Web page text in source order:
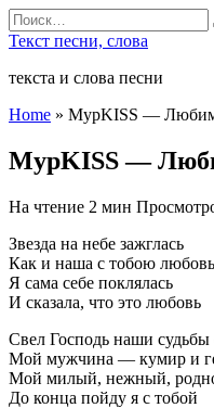
Перейти
к
Search
for:
Текст песни, слова
текста и слова песни
Home » МурKISS —
МурKISS —
На чтение 2 мин
Звезда на небе зажглась
Как и наша с тобою любовь
Я сама себе поклялась
И сказала, что это любовь
Свел Господь наши судьбы
Мой мужчина — кумир и
Мой милый, нежный,
До конца пойду я с тобой